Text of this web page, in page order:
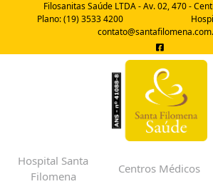
Filosanitas Saúde LTDA - Av. 02, 470 -
Plano: (19) 3533 4200
Hospital Santa
Filomena
Centros Médicos